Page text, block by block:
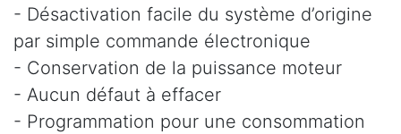
- Désactivation facile du système d’origine
par simple commande électronique
- Conservation de la puissance moteur
- Aucun défaut à effacer
- Programmation pour une consommation